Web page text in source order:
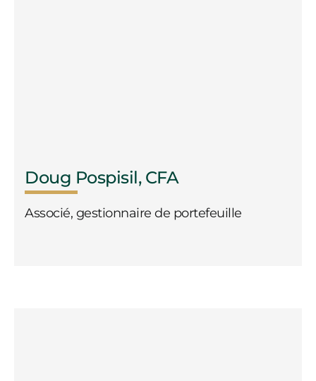
Doug Pospisil, CFA
Associé, gestionnaire de portefeuille